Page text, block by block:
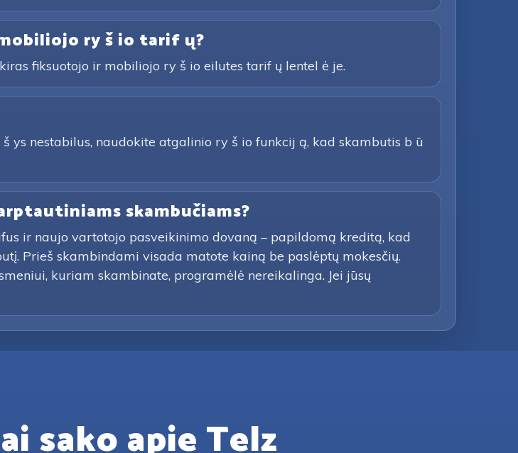
ry š io tarif ų?
fiksuotojo ir mobiliojo ry š io eilutes tarif ų lentel ė je.
ys nestabilus, naudokite atgalinio ry š io funkcij ą, kad skambutis b ū
skambučiams?
ir naujo vartotojo pasveikinimo dovaną – papildomą kreditą, kad
Prieš skambindami visada matote kainą be paslėptų mokesčių.
kuriam skambinate, programėlė nereikalinga. Jei jūsų
sako apie Telz